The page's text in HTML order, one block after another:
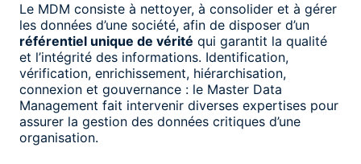
Le MDM consiste à nettoyer, à consolider et à gérer
les données d’une société, afin de disposer d’un
référentiel unique de vérité qui garantit la qualité
et l’intégrité des informations. Identification,
vérification, enrichissement, hiérarchisation,
connexion et gouvernance : le Master Data
Management fait intervenir diverses expertises pour
assurer la gestion des données critiques d’une
organisation.